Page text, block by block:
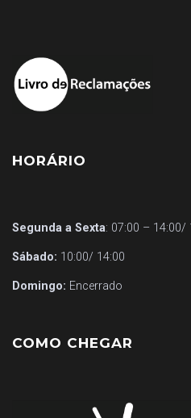
HORÁRIO
Segunda a Sexta: 07:00 – 14:00/
Sábado: 10:00/ 14:00
Domingo: Encerrado
COMO CHEGAR